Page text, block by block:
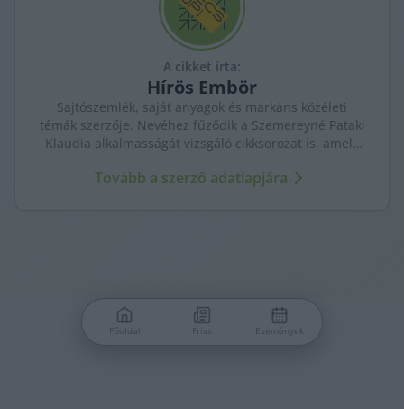
A cikket írta:
Hírös Embör
Sajtószemlék, saját anyagok és markáns közéleti
témák szerzője. Nevéhez fűződik a Szemereyné Pataki
Klaudia alkalmasságát vizsgáló cikksorozat is, amely
Tovább a szerző adatlapjára
Főoldal Friss Események